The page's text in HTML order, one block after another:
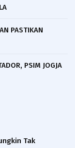
PASTIKAN
PSIM JOGJA
Tak